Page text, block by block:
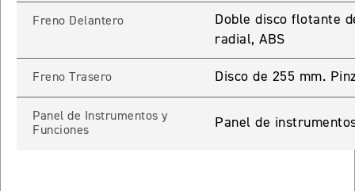
TIGER SPORT 660
Precio desde $8.490.000
Freno Delantero
Doble disco flotante
radial, ABS
Freno Trasero Disco de 255 mm.
Panel de Instrumentos y
Funciones
Panel de